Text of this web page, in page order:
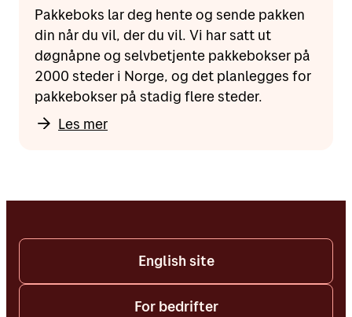
Pakkeboks lar deg hente og sende pakken
din når du vil, der du vil. Vi har satt ut
døgnåpne og selvbetjente pakkebokser på
2000 steder i Norge, og det planlegges for
pakkebokser på stadig flere steder.
Les mer
English site
For bedrifter